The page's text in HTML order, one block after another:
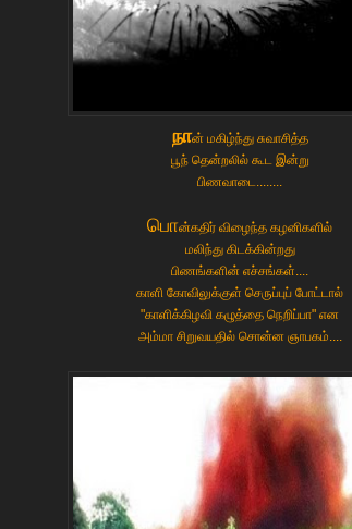
நான் மகிழ்ந்து சுவாசித்த
பூந் தென்றலில் கூட இன்று
பிணவாடை........
பொன்கதிர் விழைந்த கழனிகளில்
மலிந்து கிடக்கின்றது
பிணங்களின் எச்சங்கள்....
காளி கோவிலுக்குள் செருப்புப் போட்டால்
"காளிக்கிழவி கழுத்தை நெறிப்பா" என
அம்மா சிறுவயதில் சொன்ன ஞாபகம்....